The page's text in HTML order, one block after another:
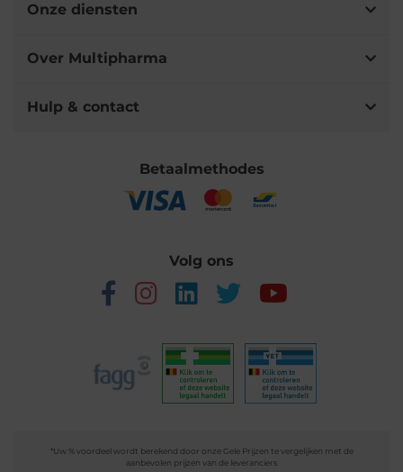
Onze diensten
Over Multipharma
Hulp & contact
Betaalmethodes
Volg ons
*Uw % voordeel wordt berekend door onze Gele Prijzen te vergelijken met de
aanbevolen prijzen van de leveranciers